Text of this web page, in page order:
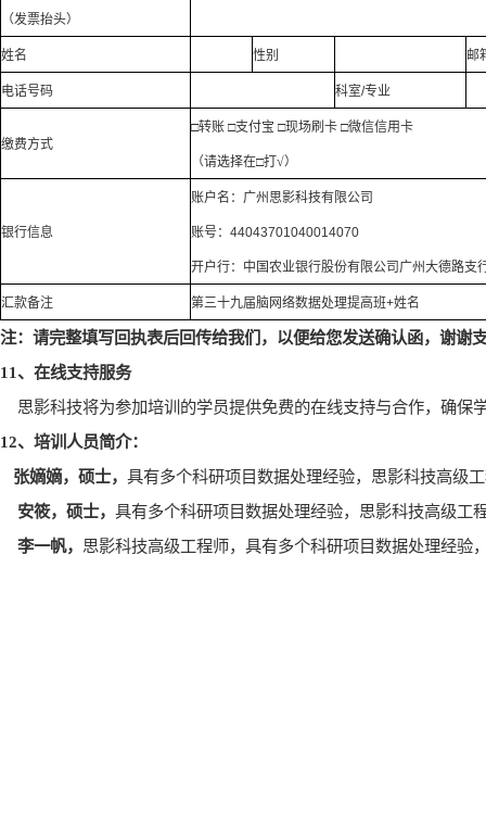
（发票抬头）
姓名 性别 邮
电话号码 科室/专业
缴费方式
□转账 □支付宝 □现场刷卡 □微信信用卡
（请选择在□打 √）
银行信息
账户名：广州思影科技有限公司
账号： 44043701040014070
开户行：中国农业银行股份有限公司广州大德路支
汇款备注 第三十九届脑网络数据处理提高班+姓名
注：请完整填写回执表后回传给我们，以便给您发送确认函，谢谢
11、在线支持服务
思影科技将为参加培训的学员提供免费的在线支持与合作，确保
12、培训人员简介：
张嫡嫡，硕士， 具有多个科研项目数据处理经验，思影科技高级
安筱，硕士， 具有多个科研项目数据处理经验，思影科技高级工
李一帆， 思影科技高级工程师，具有多个科研项目数据处理经验